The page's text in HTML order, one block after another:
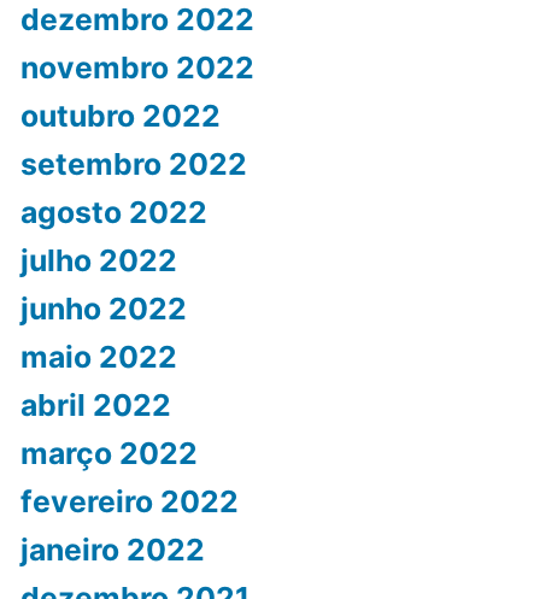
dezembro 2022
novembro 2022
outubro 2022
setembro 2022
agosto 2022
julho 2022
junho 2022
maio 2022
abril 2022
março 2022
fevereiro 2022
janeiro 2022